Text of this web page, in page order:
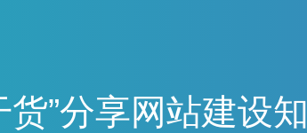
货”分享网站建设知